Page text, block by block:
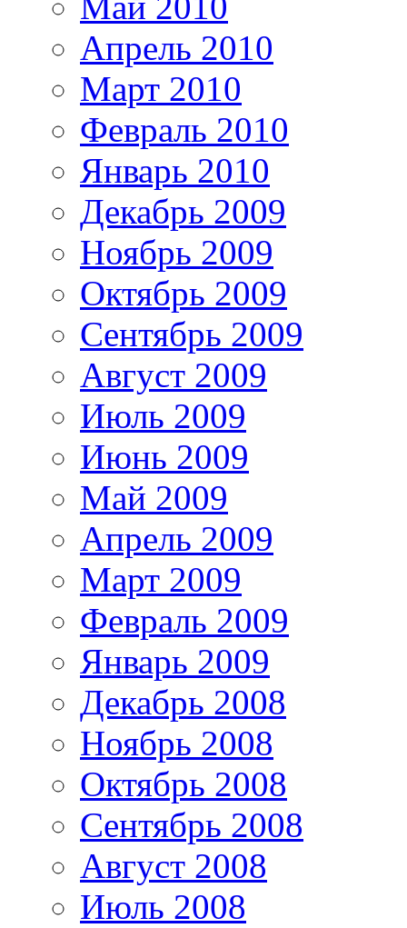
Апрель 2010
Март 2010
Февраль 2010
Январь 2010
Декабрь 2009
Ноябрь 2009
Октябрь 2009
Сентябрь 2009
Август 2009
Июль 2009
Июнь 2009
Май 2009
Апрель 2009
Март 2009
Февраль 2009
Январь 2009
Декабрь 2008
Ноябрь 2008
Октябрь 2008
Сентябрь 2008
Август 2008
Июль 2008